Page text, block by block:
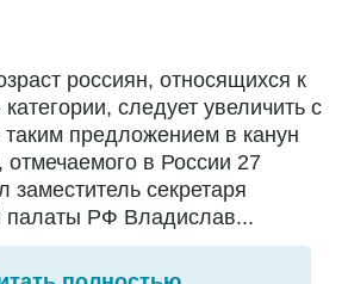
россиян, относящихся к
следует увеличить с
предложением в канун
в России 27
заместитель секретаря
палаты РФ Владислав...